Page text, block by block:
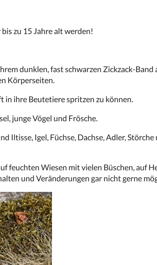
zu 15 Jahre alt werden!
dunklen, fast schwarzen Zickzack-Band
Körperseiten.
in ihre Beutetiere spritzen zu können.
junge Vögel und Frösche.
Iltisse, Igel, Füchse, Dachse, Adler,
feuchten Wiesen mit vielen Büschen, auf
und Veränderungen gar nicht gerne